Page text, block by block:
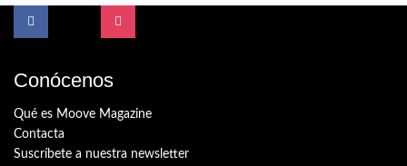
Conócenos
Qué es Moove Magazine
Contacta
Suscríbete a nuestra newsletter